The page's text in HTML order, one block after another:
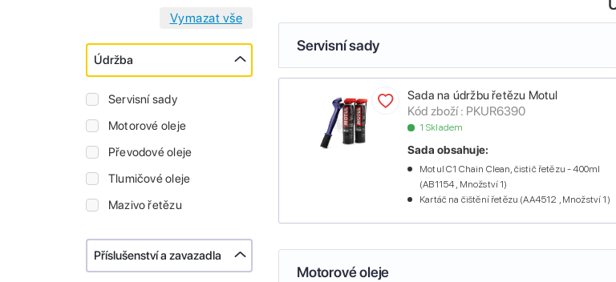
Údržba
Servisní sady
Motorové oleje
Převodové oleje
Tlumičové oleje
Mazivo řetězu
Příslušenství a zavazadla
Servisní sady
Sada na údržbu řetězu Motul
Kód zboží : PKUR6390
1 Skladem
Sada obsahuje:
Motul C1 Chain Clean, čistič řetězu - 400ml
(AB1154 , Množství 1)
Kartáč na čištění řetězu (AA4512 , Množství 1)
Motorové oleje